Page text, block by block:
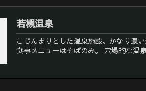
若槻温泉
こじんまりとした温泉施設。かなり濃
食事メニューはそばのみ。 穴